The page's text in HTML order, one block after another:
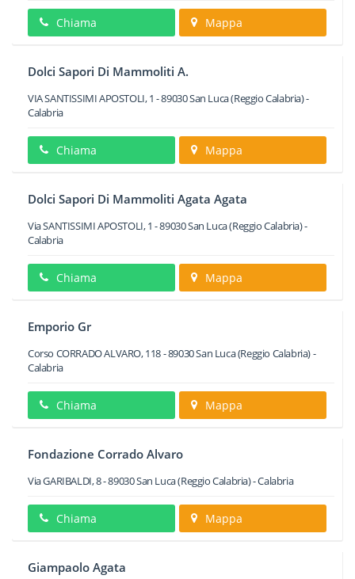
Chiama Mappa
Dolci Sapori Di Mammoliti A.
VIA SANTISSIMI APOSTOLI, 1 -89030San Luca(Reggio Calabria) -
Calabria
Chiama Mappa
Dolci Sapori Di Mammoliti Agata Agata
Via SANTISSIMI APOSTOLI, 1 -89030San Luca(Reggio Calabria) -
Calabria
Chiama Mappa
Emporio Gr
Corso CORRADO ALVARO, 118-89030San Luca(Reggio Calabria) -
Calabria
Chiama Mappa
Fondazione Corrado Alvaro
Via GARIBALDI, 8-89030San Luca(Reggio Calabria) -Calabria
Chiama Mappa
Giampaolo Agata